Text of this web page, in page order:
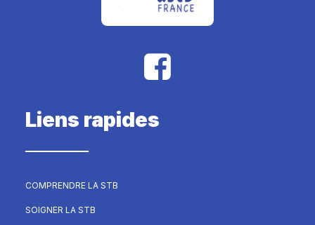
Liens rapides
COMPRENDRE LA STB
SOIGNER LA STB